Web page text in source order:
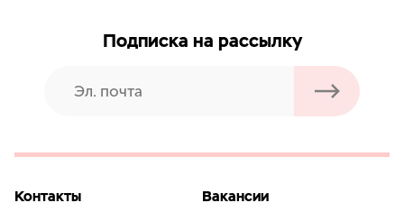
Подписка на рассылку
Контакты
Вакансии